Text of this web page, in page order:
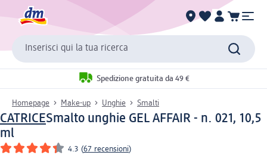
Inserisci qui la tua ricerca
Spedizione gratuita da 49 €
Homepage Make-up Unghie Smalti
CATRICESmalto unghie GEL AFFAIR - n. 021, 10,5
ml
4.3 (67 recensioni)